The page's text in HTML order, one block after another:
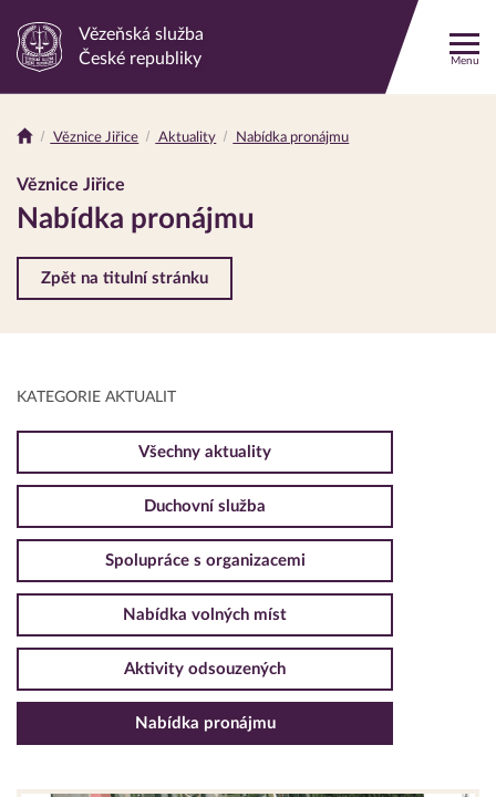
Odkaz
stránku
Vězeňská služba
České republiky
Menu
Drobečková
navigace
Věznice Jiřice Aktuality Nabídka pronájmu
Věznice Jiřice
Nabídka pronájmu
Zpět na titulní stránku
KATEGORIE AKTUALIT
Všechny aktuality
Duchovní služba
Spolupráce s organizacemi
Nabídka volných míst
Aktivity odsouzených
Nabídka pronájmu